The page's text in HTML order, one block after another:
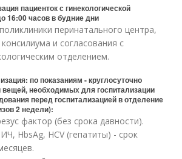
пациенток с гинекологической
16:00 часов в будние дни
перинатального центра,
и согласования с
отделением.
по показаниям - круглосуточно
вещей, необходимых для госпитализации
перед госпитализацией в отделение
2 недели):
фактор (без срока давности).
HbsAg, HCV (гепатиты) - срок